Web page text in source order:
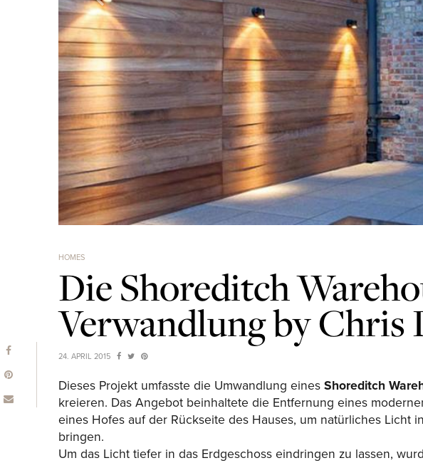
HOMES
Die Shoreditch
Verwandlung by Chris
24. APRIL 2015
Dieses Projekt umfasste die Umwandlung eines Shoreditch
kreieren. Das Angebot beinhaltete die Entfernung eines
eines Hofes auf der Rückseite des Hauses, um natürliches Licht
bringen.
Um das Licht tiefer in das Erdgeschoss eindringen zu lassen,